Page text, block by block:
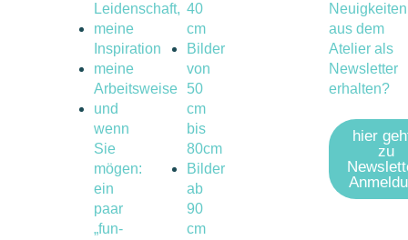
Leidenschaft,
meine
Inspiration
meine
Arbeitsweise
und
wenn
Sie
mögen:
ein
paar
„fun-
40
cm
Bilder
von
50
cm
bis
80cm
Bilder
ab
90
cm
Neuigkeiten
aus dem
Atelier als
Newsletter
erhalten?
hier
zu